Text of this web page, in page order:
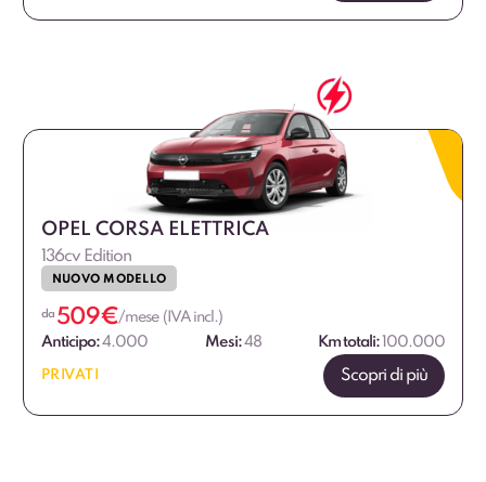
OPEL CORSA ELETTRICA
136cv Edition
NUOVO MODELLO
da 509€/mese (IVA incl.)
Anticipo:4.000 Mesi:48 Km totali: 100.000
PRIVATI Scopri di più